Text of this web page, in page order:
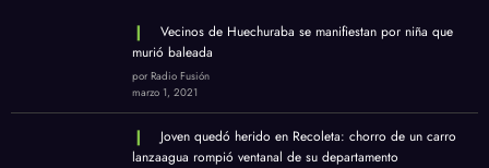
Vecinos de Huechuraba se manifiestan por niña que
murió baleada
por Radio Fusión
marzo 1, 2021
Joven quedó herido en Recoleta: chorro de un carro
lanzaagua rompió ventanal de su departamento